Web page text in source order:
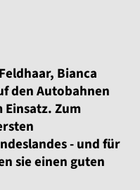
Bianca
den Autobahnen
Zum
- und für
sie einen guten